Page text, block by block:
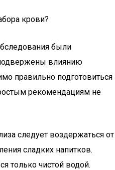
крови?
были
влиянию
правильно подготовиться
рекомендациям не
следует воздержаться от
сладких напитков.
только чистой водой.